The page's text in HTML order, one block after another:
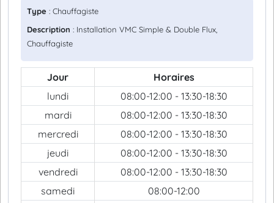
Type : Chauffagiste
Description : Installation VMC Simple & Double Flux,
Chauffagiste
Jour
Horaires
lundi
08:00-12:00 - 13:30-18:30
mardi
08:00-12:00 - 13:30-18:30
mercredi
08:00-12:00 - 13:30-18:30
jeudi
08:00-12:00 - 13:30-18:30
vendredi
08:00-12:00 - 13:30-18:30
samedi
08:00-12:00